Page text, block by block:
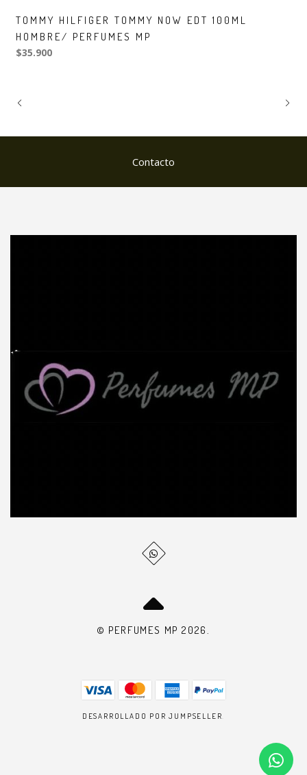
TOMMY HILFIGER TOMMY NOW EDT 100ML
HOMBRE/ PERFUMES MP
$35.900
Contacto
© PERFUMES MP 2026.
DESARROLLADO POR JUMPSELLER